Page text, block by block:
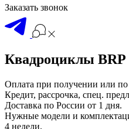
Заказать звонок
Квадроциклы BRP
Оплата при получении или по
Кредит, рассрочка, спец.
Доставка по России от 1 дня.
Нужные модели и
4 недели.